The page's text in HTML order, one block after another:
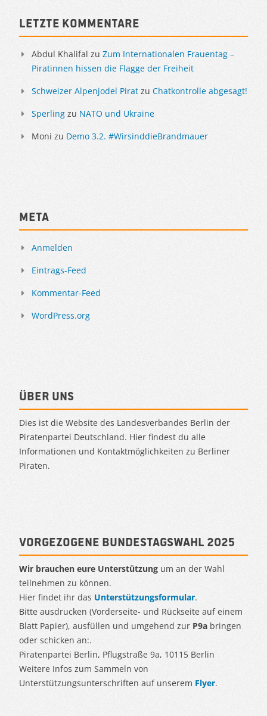
Sidebar
Letzte Kommentare
Abdul Khalifal zu Zum Internationalen Frauentag –
Piratinnen hissen die Flagge der Freiheit
Schweizer Alpenjodel Pirat zu Chatkontrolle abgesagt!
Sperling zu NATO und Ukraine
Moni zu Demo 3.2. #WirsinddieBrandmauer
Meta
Anmelden
Eintrags-Feed
Kommentar-Feed
WordPress.org
Über uns
Dies ist die Website des Landesverbandes Berlin der
Piratenpartei Deutschland. Hier findest du alle
Informationen und Kontaktmöglichkeiten zu Berliner
Piraten.
Vorgezogene Bundestagswahl 2025
Wir brauchen eure Unterstützung um an der Wahl
teilnehmen zu können.
Hier findet ihr das Unterstützungsformular.
Bitte ausdrucken (Vorderseite- und Rückseite auf einem
Blatt Papier), ausfüllen und umgehend zur P9a bringen
oder schicken an:.
Piratenpartei Berlin, Pflugstraße 9a, 10115 Berlin
Weitere Infos zum Sammeln von
Unterstützungsunterschriften auf unserem Flyer.